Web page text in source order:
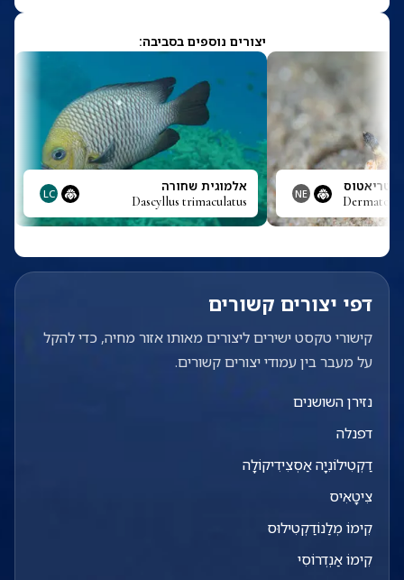
יצורים נוספים בסביבה:
סטריאטוס NE אלמוגית שחורה
Dascyllus trimaculatus
LC
דפי יצורים קשורים
קישורי טקסט ישירים ליצורים מאותו אזור מחיה, כדי להקל
על מעבר בין עמודי יצורים קשורים.
נזירן השושנים
דפנלה
דַקְטִילוֹנִיָה אַסְצִידִיקוֹלָה
צִיטָאִיס
קִימוֹ מְלַנוֹדַקְטִילוּס
קִימוֹ אַנְדְרוֹסִי